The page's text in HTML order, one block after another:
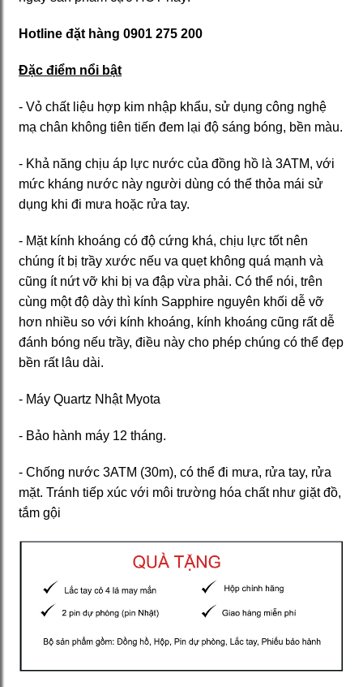
Hotline đặt hàng 0901 275 200
Đặc điểm nổi bật
- Vỏ chất liệu hợp kim nhập khẩu, sử dụng công nghệ
mạ chân không tiên tiến đem lại độ sáng bóng, bền màu.
- Khả năng chịu áp lực nước của đồng hồ là 3ATM, với
mức kháng nước này người dùng có thể thỏa mái sử
dụng khi đi mưa hoặc rửa tay.
- Mặt kính khoáng có độ cứng khá, chịu lực tốt nên
chúng ít bị trầy xước nếu va quẹt không quá mạnh và
cũng ít nứt vỡ khi bị va đập vừa phải. Có thể nói, trên
cùng một độ dày thì kính Sapphire nguyên khối dễ vỡ
hơn nhiều so với kính khoáng, kính khoáng cũng rất dễ
đánh bóng nếu trầy, điều này cho phép chúng có thể đẹp
bền rất lâu dài.
- Máy Quartz Nhật Myota
- Bảo hành máy 12 tháng.
- Chống nước 3ATM (30m), có thể đi mưa, rửa tay, rửa
mặt. Tránh tiếp xúc với môi trường hóa chất như giặt đồ,
tắm gội